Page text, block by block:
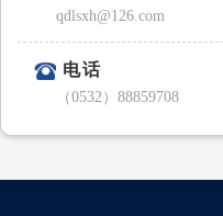
qdlsxh@126.com
电话
（0532）88859708